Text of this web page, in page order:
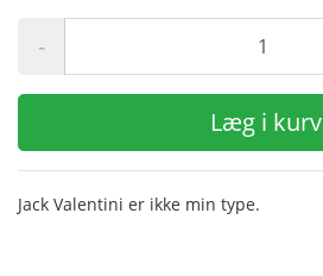
-
Læg i kurv
Jack Valentini er ikke min type.